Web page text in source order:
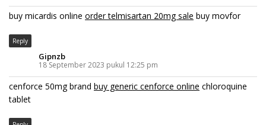
buy micardis online order telmisartan 20mg sale buy movfor
Reply
Gipnzb
18 September 2023 pukul 12:25 pm
cenforce 50mg brand buy generic cenforce online chloroquine
tablet